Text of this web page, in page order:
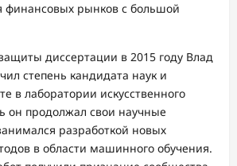
финансовых рынков с большой
диссертации в 2015 году Влад
степень кандидата наук и
в лаборатории искусственного
он продолжал свои научные
разработкой новых
в области машинного обучения.